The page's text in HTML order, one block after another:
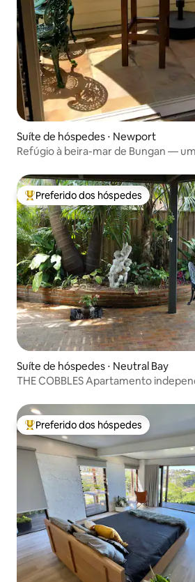
Suíte de hóspedes ⋅ Newport
Refúgio à beira-mar de Bungan —
Entre os melhores preferidos dos
Preferido dos hóspedes
Suíte de hóspedes ⋅ Neutral Bay
THE COBBLES Apartamento
Entre os melhores preferidos dos
Preferido dos hóspedes